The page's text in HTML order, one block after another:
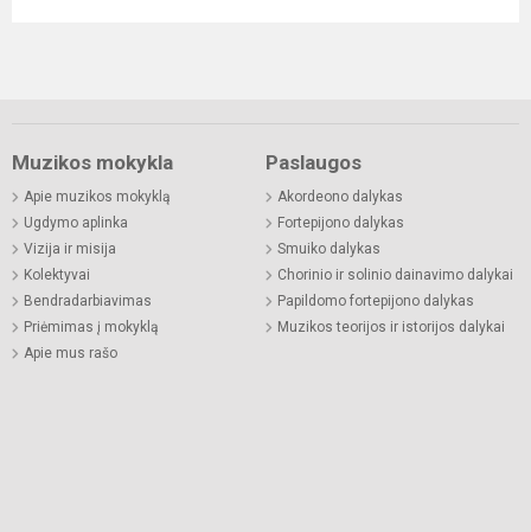
Muzikos mokykla
Apie muzikos mokyklą
Ugdymo aplinka
Vizija ir misija
Kolektyvai
Bendradarbiavimas
Priėmimas į mokyklą
Apie mus rašo
Paslaugos
Akordeono dalykas
Fortepijono dalykas
Smuiko dalykas
Chorinio ir solinio dainavimo dalykai
Papildomo fortepijono dalykas
Muzikos teorijos ir istorijos dalykai